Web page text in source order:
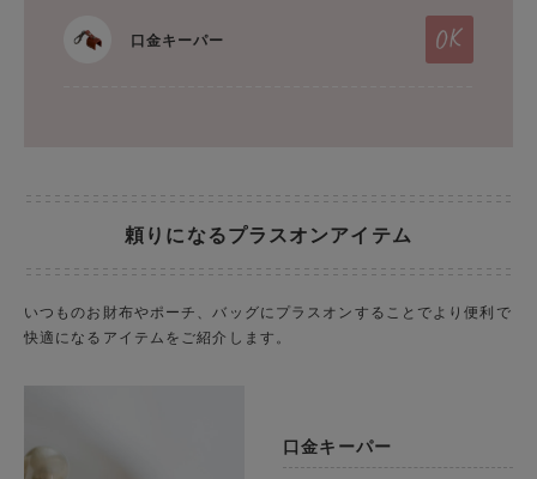
口金キーパー
頼りになるプラスオンアイテム
いつものお財布やポーチ、バッグにプラスオンすることでより便利で
快適になるアイテムをご紹介します。
口金キーパー